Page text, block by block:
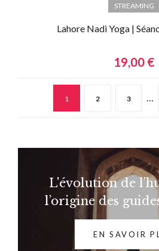
STREAMING
Lahore Nadi Yoga |
19,00 €
1 2 3 …
L'évolution de
l’origine des
EN SAVOIR